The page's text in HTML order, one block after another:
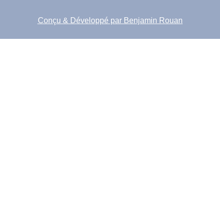
Conçu & Développé par Benjamin Rouan